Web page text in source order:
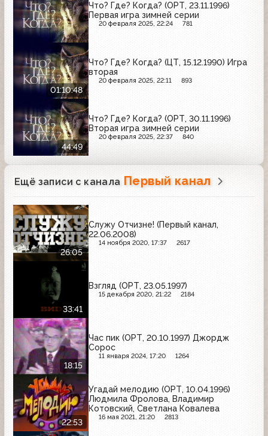
Что? Где? Когда? (ОРТ, 23.11.1996)
Первая игра зимней серии
20 февраля 2025, 22:24 781
01:10:48
Что? Где? Когда? (ЦТ, 15.12.1990) Игра
вторая
20 февраля 2025, 22:11 893
44:49
Что? Где? Когда? (ОРТ, 30.11.1996)
Вторая игра зимней серии
20 февраля 2025, 22:37 840
Ещё записи с канала Первый канал
26:05
Служу Отчизне! (Первый канал,
22.06.2008)
14 ноября 2020, 17:37 2617
33:41
Взгляд (ОРТ, 23.05.1997)
15 декабря 2020, 21:22 2184
18:15
Час пик (ОРТ, 20.10.1997) Джордж
Сорос
11 января 2024, 17:20 1264
22:53
Угадай мелодию (ОРТ, 10.04.1996)
Людмила Фролова, Владимир
Котовский, Светлана Ковалева
16 мая 2021, 21:20 2813